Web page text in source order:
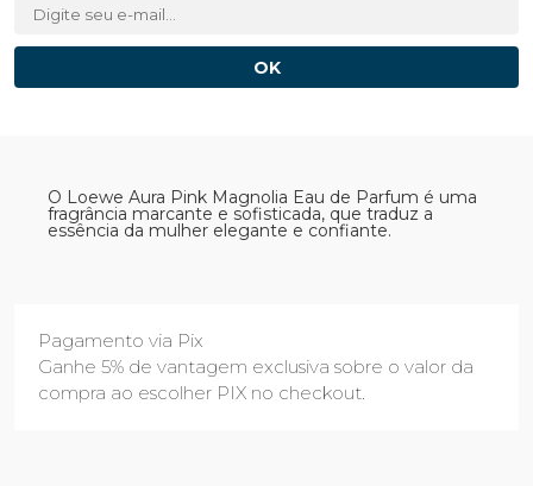
O Loewe Aura Pink Magnolia Eau de Parfum é uma
fragrância marcante e sofisticada, que traduz a
essência da mulher elegante e confiante.
Pagamento via Pix
Ganhe 5% de vantagem exclusiva sobre o valor da
compra ao escolher PIX no checkout.